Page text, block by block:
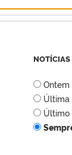
NOTÍCIAS
Ontem
Última
Último